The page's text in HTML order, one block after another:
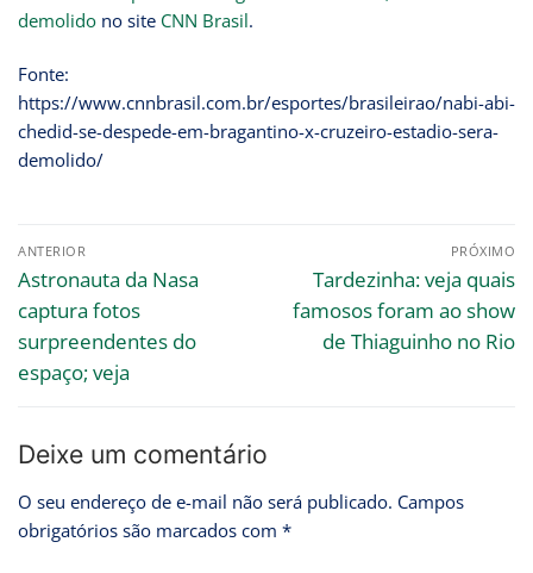
demolido no site CNN Brasil.
Fonte:
https://www.cnnbrasil.com.br/esportes/brasileirao/nabi-abi-
chedid-se-despede-em-bragantino-x-cruzeiro-estadio-sera-
demolido/
ANTERIOR
Astronauta da Nasa
captura fotos
surpreendentes do
espaço; veja
PRÓXIMO
Tardezinha: veja quais
famosos foram ao show
de Thiaguinho no Rio
Deixe um comentário
O seu endereço de e-mail não será publicado. Campos
obrigatórios são marcados com *